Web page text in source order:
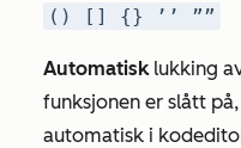
() [] {} ’’ ””
Automatisklukking
funksjonen er slått
automatisk i